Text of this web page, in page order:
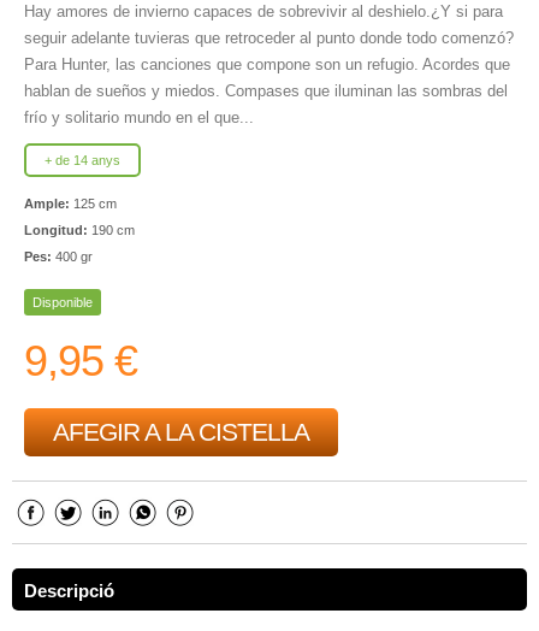
Hay amores de invierno capaces de sobrevivir al deshielo.¿Y si para
seguir adelante tuvieras que retroceder al punto donde todo comenzó?
Para Hunter, las canciones que compone son un refugio. Acordes que
hablan de sueños y miedos. Compases que iluminan las sombras del
frío y solitario mundo en el que...
+ de 14 anys
Ample: 125 cm
Longitud: 190 cm
Pes: 400 gr
Disponible
9,95 €
AFEGIR A LA CISTELLA
Descripció